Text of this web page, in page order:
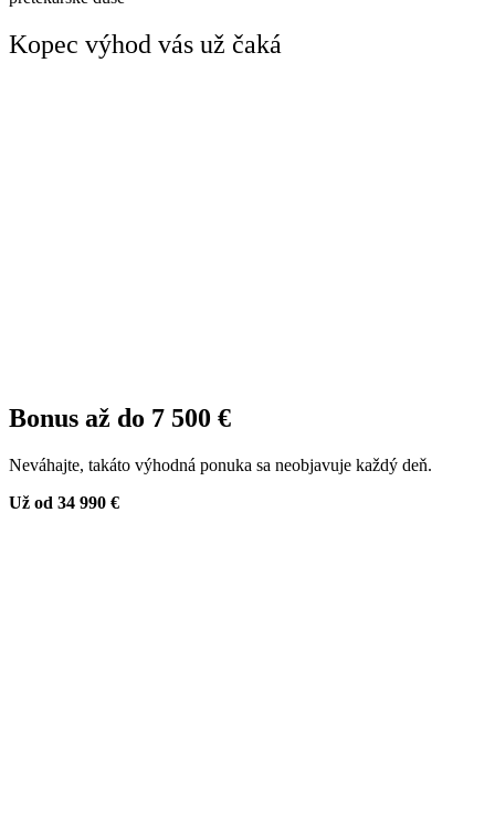
Kopec výhod vás už čaká
Bonus až do 7 500 €
Neváhajte, takáto výhodná ponuka sa neobjavuje každý deň.
Už od 34 990 €